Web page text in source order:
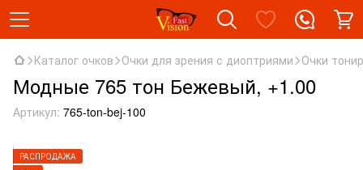
Каталог очков Очки для зрения с диоптриями Очки
Модные 765 тон Бежевый, +1.00
Артикул: 765-ton-bej-100
РАСПРОДАЖА